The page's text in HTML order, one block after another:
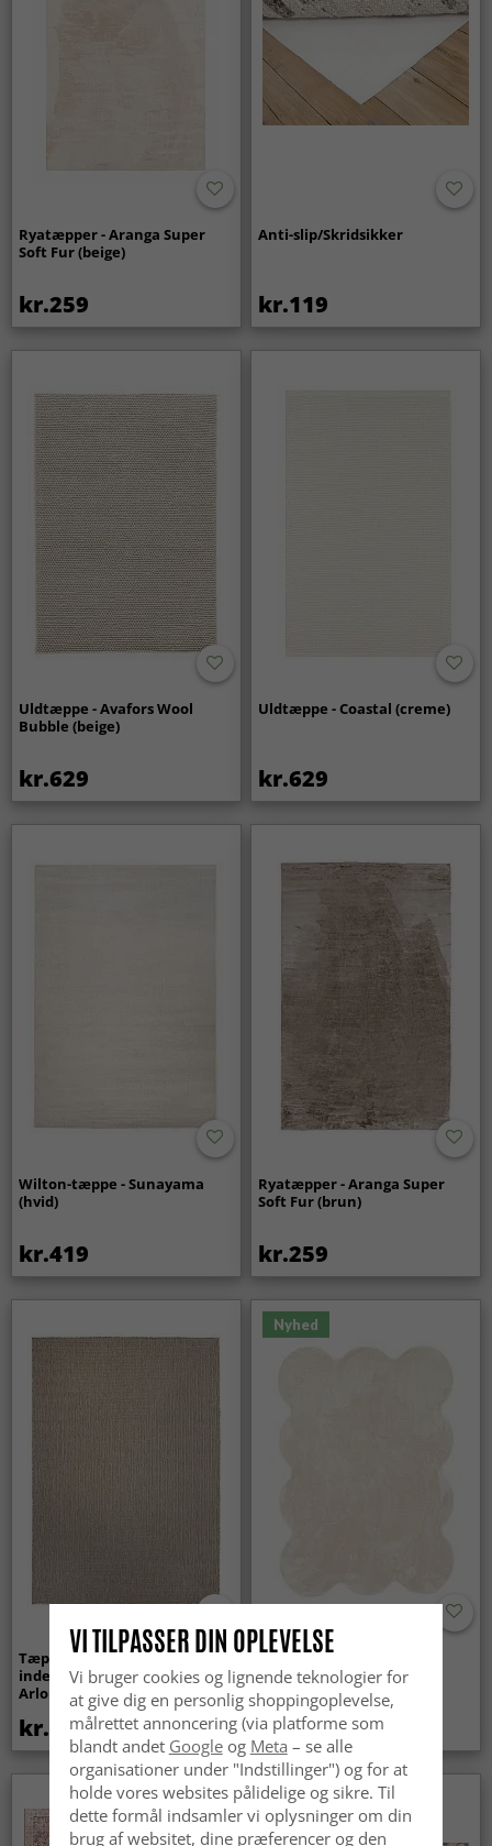
Ryatæpper - Aranga Super
Soft Fur (beige)
kr.259
Anti-slip/Skridsikker
kr.119
Uldtæppe - Avafors Wool
Bubble (beige)
kr.629
Uldtæppe - Coastal (creme)
kr.629
Wilton-tæppe - Sunayama
(hvid)
kr.419
Ryatæpper - Aranga Super
Soft Fur (brun)
kr.259
Tæpper til
indendørs/udendørs brug -
Arlo (beige)
kr.439
Nyhed
Bølget ryatæppe - Aranga
Super Soft Fur (beige)
kr.369
Nyhed
VI TILPASSER DIN OPLEVELSE
Vi bruger cookies og lignende teknologier for
at give dig en personlig shoppingoplevelse,
målrettet annoncering (via platforme som
blandt andet Googleog Meta – se alle
organisationer under "Indstillinger") og for at
holde vores websites pålidelige og sikre. Til
dette formål indsamler vi oplysninger om din
brug af websitet, dine præferencer og den